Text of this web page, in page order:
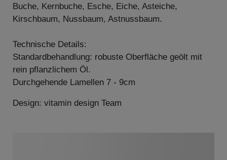
Buche, Kernbuche, Esche, Eiche, Asteiche,
Kirschbaum, Nussbaum, Astnussbaum.
Technische Details:
Standardbehandlung: robuste Oberfläche geölt mit
rein pflanzlichem Öl.
Durchgehende Lamellen 7 - 9cm
Design: vitamin design Team